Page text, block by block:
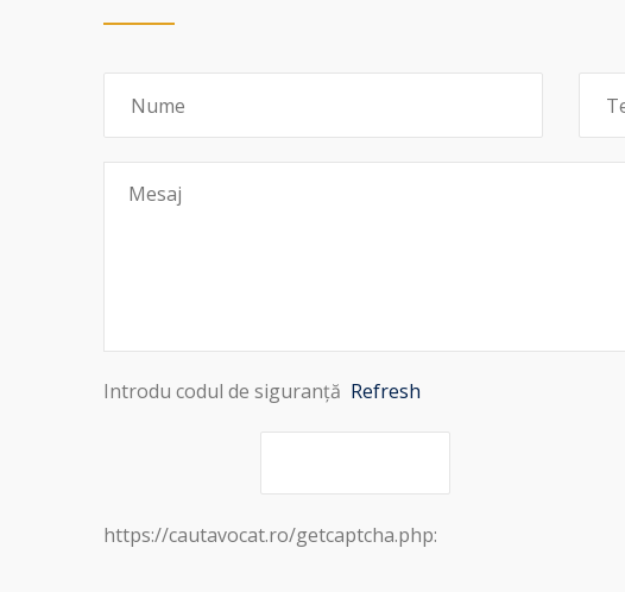
Introdu codul de siguranță Refresh
https://cautavocat.ro/getcaptcha.php: